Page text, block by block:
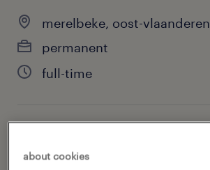
merelbeke, oost-vlaanderen
permanent
full-time
sales
about cookies